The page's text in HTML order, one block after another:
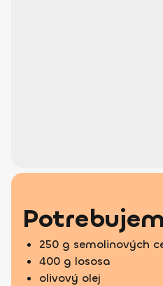
250 g semolinových
400 g lososa
olivový olej